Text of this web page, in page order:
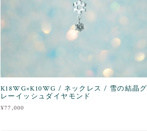
K18WG×K10WG / ネックレス / 雪の結晶グ
レーイッシュダイヤモンド
¥77,000